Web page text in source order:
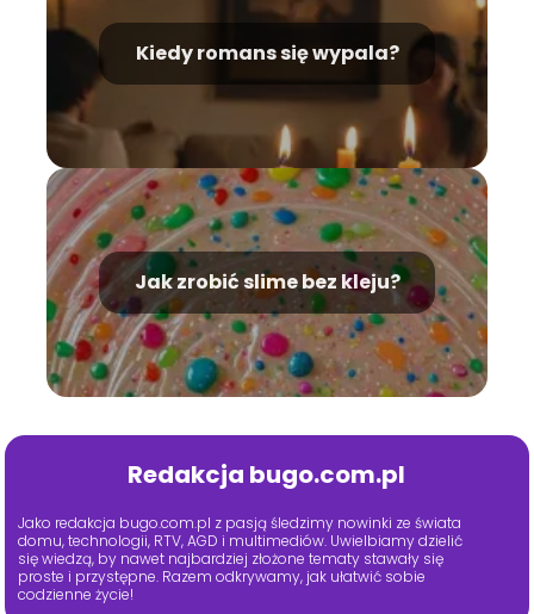
Kiedy romans się wypala?
Jak zrobić slime bez kleju?
Redakcja bugo.com.pl
Jako redakcja bugo.com.pl z pasją śledzimy nowinki ze świata
domu, technologii, RTV, AGD i multimediów. Uwielbiamy dzielić
się wiedzą, by nawet najbardziej złożone tematy stawały się
proste i przystępne. Razem odkrywamy, jak ułatwić sobie
codzienne życie!